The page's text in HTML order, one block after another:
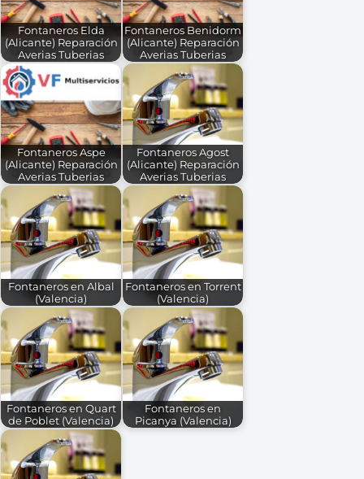
Fontaneros Elda
(Alicante) Reparación
Averias Tuberias
Fontaneros Benidorm
(Alicante) Reparación
Averias Tuberias
Fontaneros Aspe
(Alicante) Reparación
Averias Tuberias
Fontaneros Agost
(Alicante) Reparación
Averias Tuberias
Fontaneros en Albal
(Valencia)
Fontaneros en Torrent
(Valencia)
Fontaneros en Quart
de Poblet (Valencia)
Fontaneros en
Picanya (Valencia)